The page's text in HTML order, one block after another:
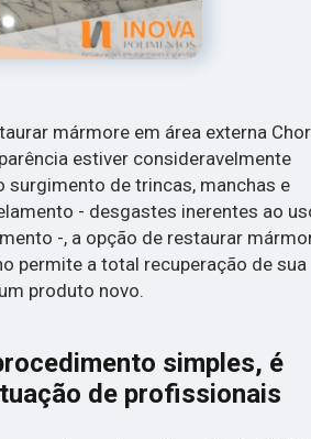
mármore em área externa
estiver consideravelmente
surgimento de trincas, manchas e
- desgastes inerentes ao
-, a opção de restaurar
permite a total recuperação de sua
produto novo.
simples, é
de profissionais